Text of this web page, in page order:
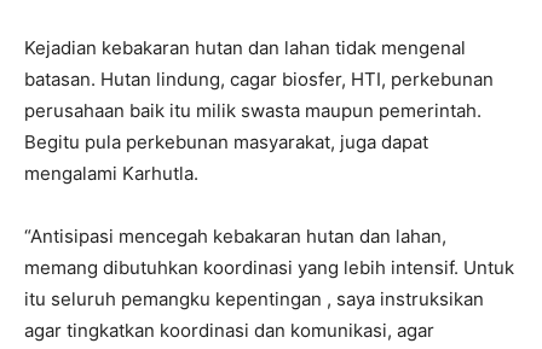
Kejadian kebakaran hutan dan lahan tidak mengenal
batasan. Hutan lindung, cagar biosfer, HTI, perkebunan
perusahaan baik itu milik swasta maupun pemerintah.
Begitu pula perkebunan masyarakat, juga dapat
mengalami Karhutla.
“Antisipasi mencegah kebakaran hutan dan lahan,
memang dibutuhkan koordinasi yang lebih intensif. Untuk
itu seluruh pemangku kepentingan , saya instruksikan
agar tingkatkan koordinasi dan komunikasi, agar